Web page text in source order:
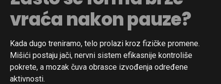
vraća nakon pauze?
Kada dugo treniramo, telo prolazi kroz fizičke promene.
Mišići postaju jači, nervni sistem efikasnije kontroliše
pokrete, a mozak čuva obrasce izvođenja određene
aktivnosti.